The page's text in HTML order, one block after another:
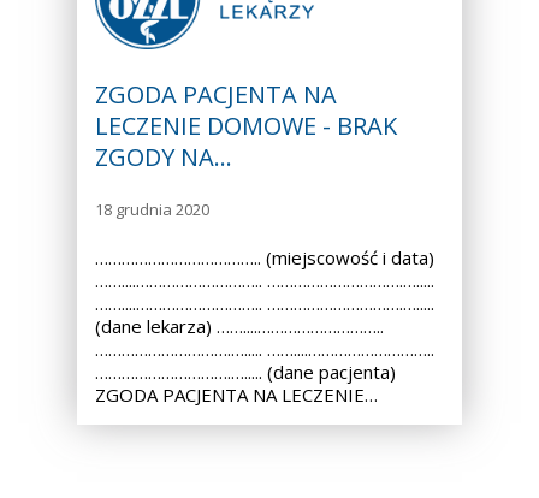
ZGODA PACJENTA NA
LECZENIE DOMOWE - BRAK
ZGODY NA…
18 grudnia 2020
……………………………….. (miejscowość i data)
……....……………………….. ………………………….….....
……....……………………….. ………………………….….....
(dane lekarza) ……....………………………..
………………………….…..... ……....………………………..
………………………….…..... (dane pacjenta)
ZGODA PACJENTA NA LECZENIE…